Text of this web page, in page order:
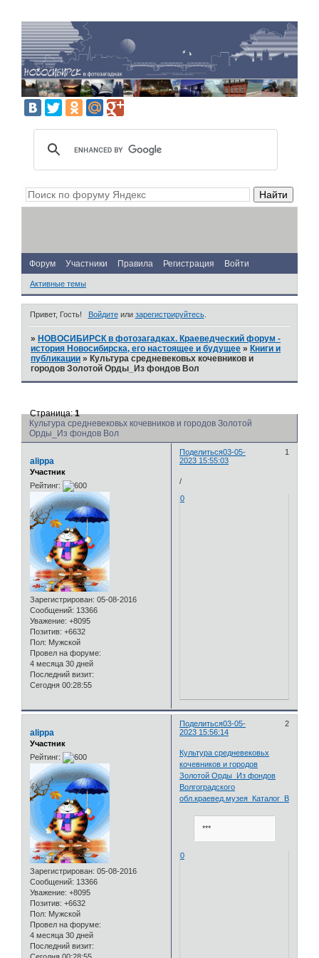
Форум Участники Правила Регистрация Войти
Активные темы
Привет, Гость! Войдитеили зарегистрируйтесь.
» НОВОСИБИРСК в фотозагадках. Краеведческий форум -
история Новосибирска, его настоящее и будущее » Книги и
публикации » Культура средневековьх кочевников и
городов Золотой Орды_Из фондов Вол
Культура средневековьх кочевников и городов Золотой
Орды_Из фондов Вол
Страница:1
Поделиться 1
03-05-
2023 15:55:03
alippa
Участник
Рейтинг:
Зарегистрирован: 05-08-2016
Сообщений: 13366
Уважение: +8095
Позитив: +6632
Пол: Мужской
Провел на форуме:
4 месяца 30 дней
Последний визит:
Сегодня 00:28:55
/
0
Поделиться 2
03-05-
2023 15:56:14
alippa
Участник
Рейтинг:
Зарегистрирован: 05-08-2016
Сообщений: 13366
Уважение: +8095
Позитив: +6632
Пол: Мужской
Провел на форуме:
4 месяца 30 дней
Последний визит:
Культура средневековьх
кочевников и городов
Золотой Орды_Из фондов
Волгоградского
***
0